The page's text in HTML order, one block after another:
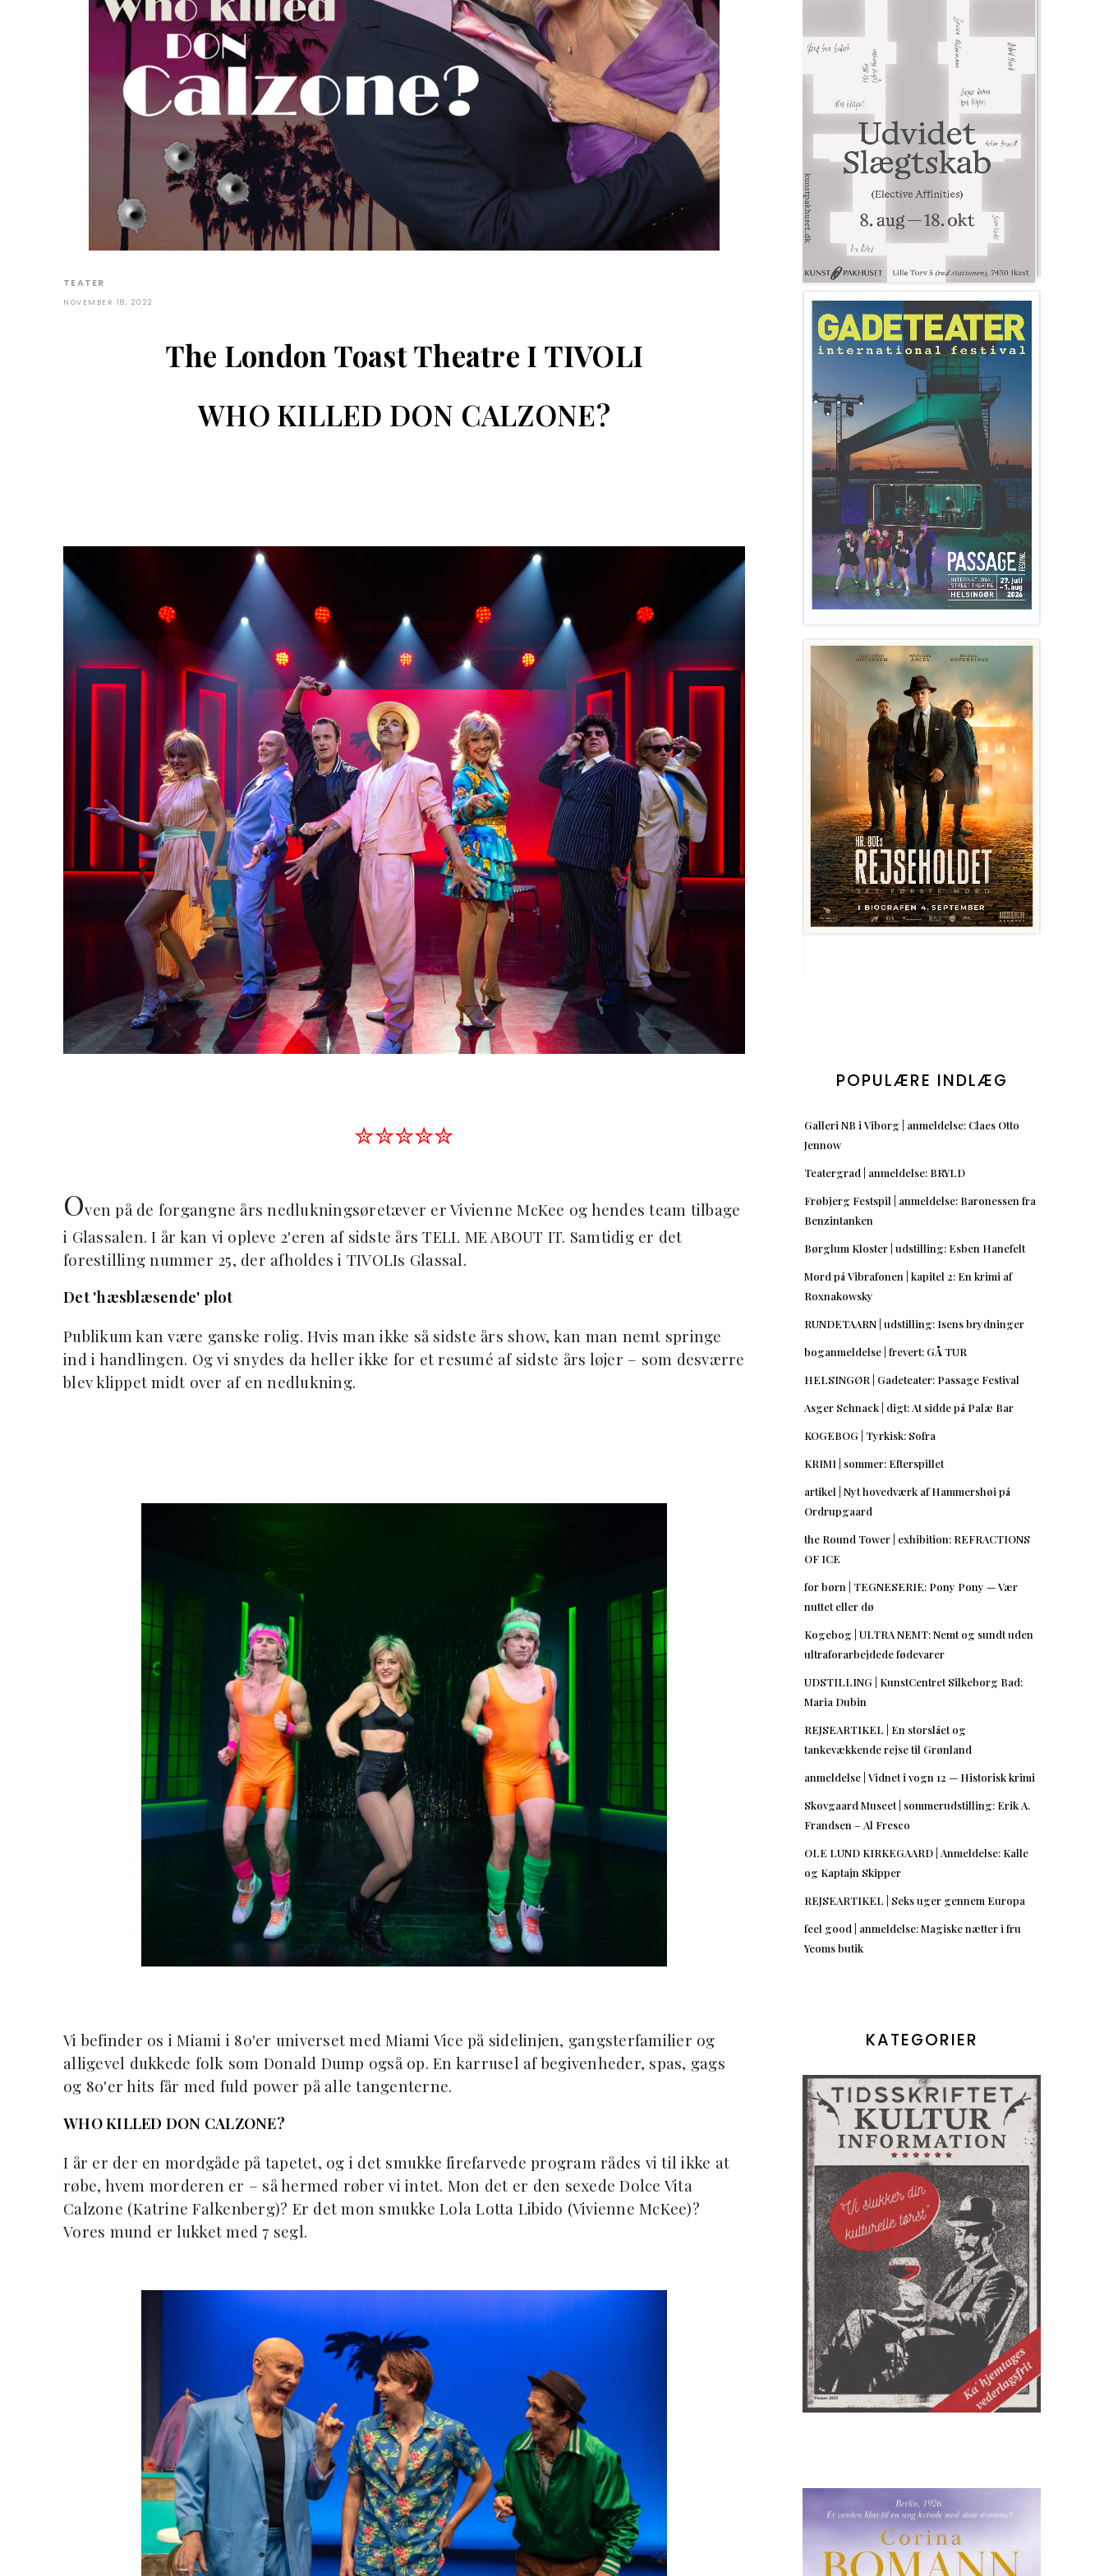
TEATER
NOVEMBER 18, 2022
The London Toast Theatre I TIVOLI
WHO KILLED DON CALZONE?
✮✮✮✮✮
Oven på de forgangne års nedlukningsøretæver er Vivienne McKee og hendes team tilbage
i Glassalen. I år kan vi opleve 2'eren af sidste års TELL ME ABOUT IT. Samtidig er det
forestilling nummer 25, der afholdes i TIVOLIs Glassal.
Det 'hæsblæsende' plot
Publikum kan være ganske rolig. Hvis man ikke så sidste års show, kan man nemt springe
ind i handlingen. Og vi snydes da heller ikke for et resumé af sidste års løjer – som desværre
blev klippet midt over af en nedlukning.
Vi befinder os i Miami i 80'er universet med Miami Vice på sidelinjen, gangsterfamilier og
alligevel dukkede folk som Donald Dump også op. En karrusel af begivenheder, spas, gags
og 80'er hits får med fuld power på alle tangenterne.
WHO KILLED DON CALZONE?
I år er der en mordgåde på tapetet, og i det smukke firefarvede program rådes vi til ikke at
røbe, hvem morderen er – så hermed røber vi intet. Mon det er den sexede Dolce Vita
Calzone (Katrine Falkenberg)? Er det mon smukke Lola Lotta Libido (Vivienne McKee)?
Vores mund er lukket med 7 segl.
POPULÆRE INDLÆG
Galleri NB i Viborg | anmeldelse: Claes Otto
Jennow
Teatergrad | anmeldelse: BRYLD
Frøbjerg Festspil | anmeldelse: Baronessen fra
Benzintanken
Børglum Kloster | udstilling: Esben Hanefelt
Mord på Vibrafonen | kapitel 2: En krimi af
Roxnakowsky
RUNDETAARN | udstilling: Isens brydninger
boganmeldelse | frevert: GÅ TUR
HELSINGØR | Gadeteater: Passage Festival
Asger Schnack | digt: At sidde på Palæ Bar
KOGEBOG | Tyrkisk: Sofra
KRIMI | sommer: Efterspillet
artikel | Nyt hovedværk af Hammershøi på
Ordrupgaard
the Round Tower | exhibition: REFRACTIONS
OF ICE
for børn | TEGNESERIE: Pony Pony — Vær
nuttet eller dø
Kogebog | ULTRA NEMT: Nemt og sundt uden
ultraforarbejdede fødevarer
UDSTILLING | KunstCentret Silkeborg Bad:
Maria Dubin
REJSEARTIKEL | En storslået og
tankevækkende rejse til Grønland
anmeldelse | Vidnet i vogn 12 — Historisk krimi
Skovgaard Museet | sommerudstilling: Erik A.
Frandsen – Al Fresco
OLE LUND KIRKEGAARD | Anmeldelse: Kalle
og Kaptajn Skipper
REJSEARTIKEL | Seks uger gennem Europa
feel good | anmeldelse: Magiske nætter i fru
Yeoms butik
KATEGORIER